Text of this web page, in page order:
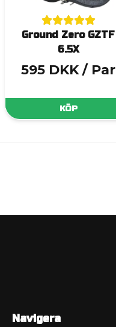
Ground Zero GZTF
6.5X
595 DKK / Par
KÖP
Navigera